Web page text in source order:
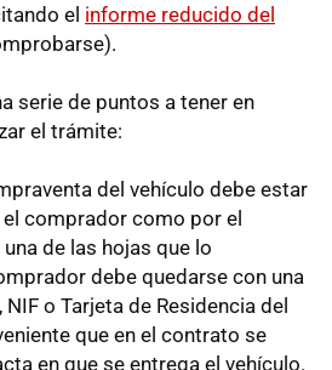
el informe reducido del
serie de puntos a tener en
el trámite:
del vehículo debe estar
comprador como por el
de las hojas que lo
debe quedarse con una
o Tarjeta de Residencia del
que en el contrato se
en que se entrega el vehículo.